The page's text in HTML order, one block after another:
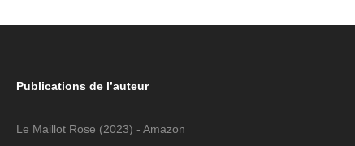
Publications de l’auteur
Le Maillot Rose (2023) - Amazon